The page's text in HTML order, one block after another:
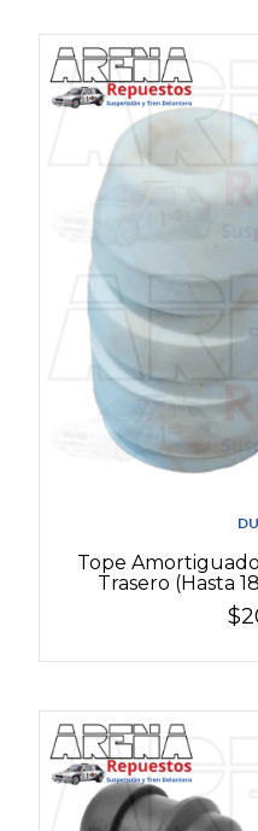
Tope
Trasero (Hasta